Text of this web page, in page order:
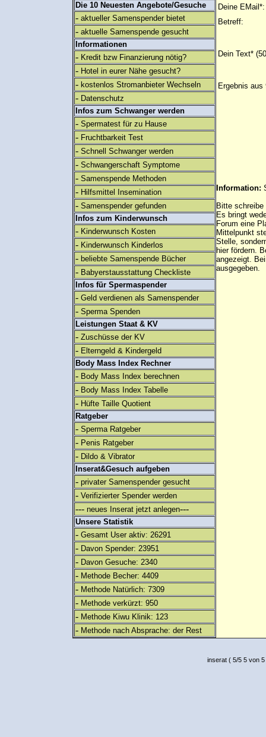
Die 10 Neuesten Angebote/Gesuche
- aktueller Samenspender bietet
- aktuelle Samenspende gesucht
Informationen
- Kredit bzw Finanzierung nötig?
- Hotel in eurer Nähe gesucht?
- kostenlos Stromanbieter Wechseln
- Datenschutz
Infos zum Schwanger werden
- Spermatest für zu Hause
- Fruchtbarkeit Test
- Schnell Schwanger werden
- Schwangerschaft Symptome
- Samenspende Methoden
- Hilfsmittel Insemination
- Samenspender gefunden
Infos zum Kinderwunsch
- Kinderwunsch Kosten
- Kinderwunsch Kinderlos
- beliebte Samenspende Bücher
- Babyerstausstattung Checkliste
Infos für Spermaspender
- Geld verdienen als Samenspender
- Sperma Spenden
Leistungen Staat & KV
- Zuschüsse der KV
- Elterngeld & Kindergeld
Body Mass Index Rechner
- Body Mass Index berechnen
- Body Mass Index Tabelle
- Hüfte Taille Quotient
Ratgeber
- Sperma Ratgeber
- Penis Ratgeber
- Dildo & Vibrator
Inserat&Gesuch aufgeben
- privater Samenspender gesucht
- Verifizierter Spender werden
--- neues Inserat jetzt anlegen---
Unsere Statistik
- Gesamt User aktiv: 26291
- Davon Spender: 23951
- Davon Gesuche: 2340
- Methode Becher: 4409
- Methode Natürlich: 7309
- Methode verkürzt: 950
- Methode Kiwu Klinik: 123
- Methode nach Absprache: der Rest
Deine EMail*:
Betreff:
Dein Text*
Ergebnis aus
Information:
Bitte
Es bringt
Forum eine
Mittelpunkt
Stelle,
hier fördern.
angezeigt.
ausgegeben.
inserat( 5/5 5 von 5